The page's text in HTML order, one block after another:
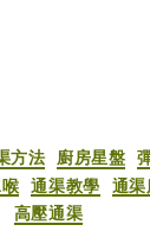
分
类
方法 廚房星盤
通渠教學 通渠
高壓通渠